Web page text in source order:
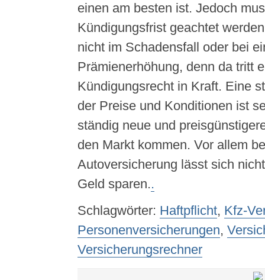
einen am besten ist. Jedoch
Kündigungsfrist geachtet
nicht im Schadensfall oder bei
Prämienerhöhung, denn da tritt
Kündigungsrecht in Kraft. Eine
der Preise und Konditionen ist
ständig neue und
den Markt kommen. Vor allem
Autoversicherung lässt sich
Geld sparen..
Schlagwörter: Haftpflicht, Kfz-
Personenversicherungen,
Versicherungsrechner